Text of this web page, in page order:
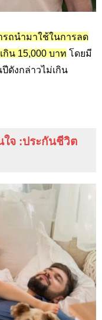
ถนำมาใช้ในการลด
น 15,000 บาท โดยมี
ดังกล่าวไม่เกิน
ใจ :ประกันชีวิต